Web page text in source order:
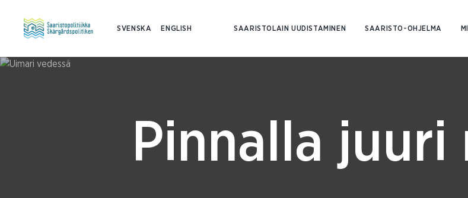
SVENSKA ENGLISH SAARISTOLAIN UUDISTAMINEN SAARISTO-OHJELMA
Pinnalla juuri